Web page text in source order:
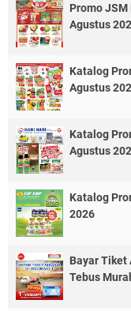
Promo
Agustus
Katalog
Agustus
Katalog
Agustus
Katalog
2026
Bayar Tiket
Tebus